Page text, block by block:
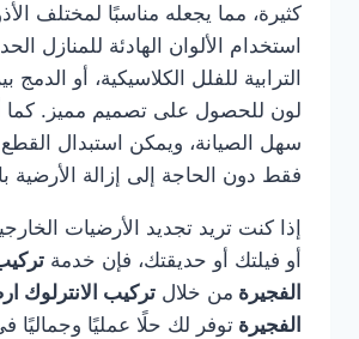
كثيرة، مما يجعله مناسبًا لمختلف
استخدام الألوان الهادئة للمنازل
الترابية للفلل الكلاسيكية، أو الدمج
لون للحصول على تصميم مميز. كما
سهل الصيانة، ويمكن استبدال
فقط دون الحاجة إلى إزالة الأرضية
إذا كنت تريد تجديد الأرضيات
أو فيلتك أو حديقتك، فإن خدمة
الفجيرة من خلال تركيب الانترلوك
الفجيرة توفر لك حلًا عمليًا